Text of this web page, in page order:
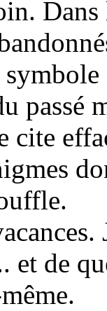
passé
et de